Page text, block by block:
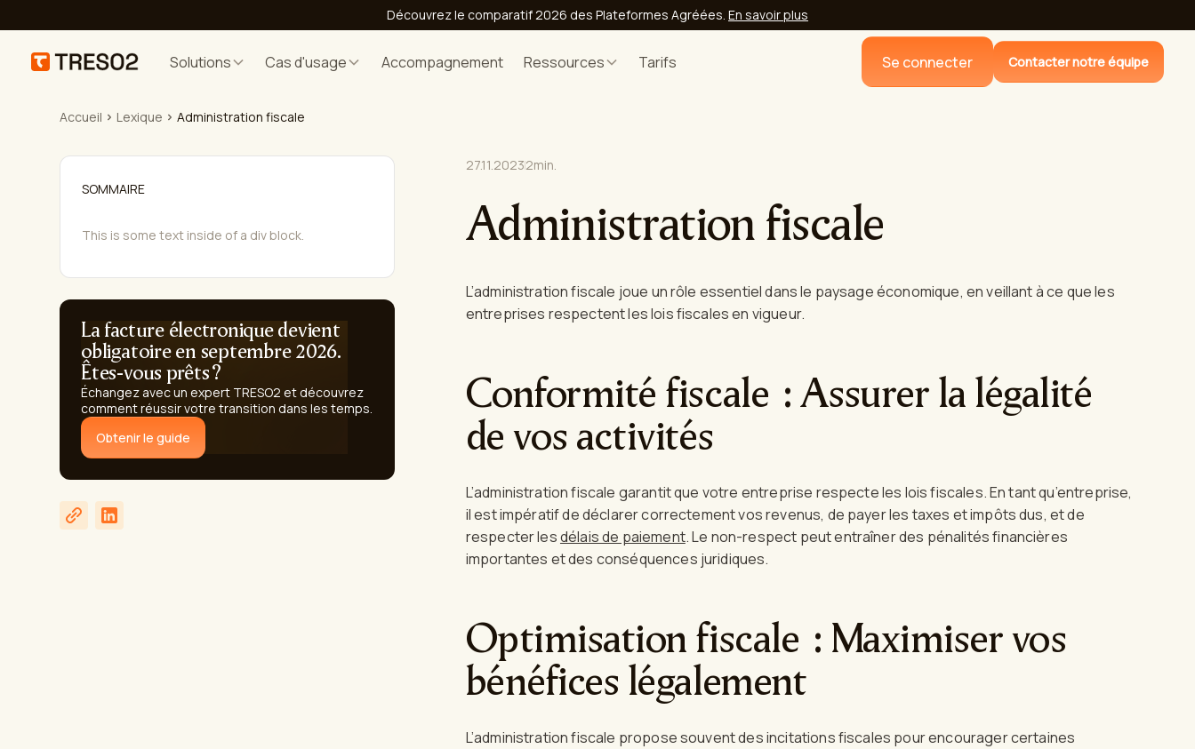
Découvrez le comparatif 2026 des Plateformes Agréées. En savoir plus
Solutions Cas d'usage Accompagnement Ressources Tarifs Se connecter Contacter notre équipe
Accueil Lexique Administration fiscale
SOMMAIRE
This is some text inside of a div block.
La facture électronique devient
obligatoire en septembre 2026.
Êtes-vous prêts ?
Échangez avec un expert TRESO2 et découvrez
comment réussir votre transition dans les temps.
Obtenir le guide
27.11.20232min.
Administration fiscale
L’administration fiscale joue un rôle essentiel dans le paysage économique, en veillant à ce que les
entreprises respectent les lois fiscales en vigueur.
Conformité fiscale : Assurer la légalité
de vos activités
L’administration fiscale garantit que votre entreprise respecte les lois fiscales. En tant qu’entreprise,
il est impératif de déclarer correctement vos revenus, de payer les taxes et impôts dus, et de
respecter lesdélais de paiement. Le non-respect peut entraîner des pénalités financières
importantes et des conséquences juridiques.
Optimisation fiscale : Maximiser vos
bénéfices légalement
L’administration fiscale propose souvent des incitations fiscales pour encourager certaines